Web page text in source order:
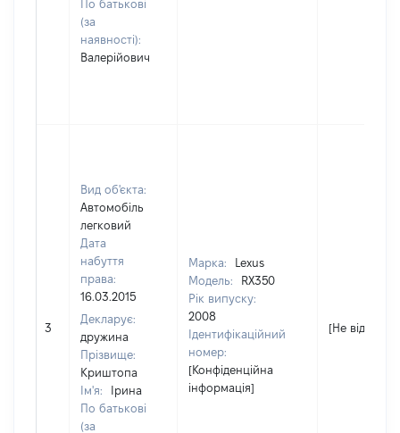
По батькові
(за
наявності):
Валерійович
3
Вид об'єкта:
Автомобіль
легковий
Дата
набуття
права:
16.03.2015
Декларує:
дружина
Прізвище:
Криштопа
Ім'я:
Ірина
По батькові
(за
Марка:
Lexus
Модель:
RX350
Рік випуску:
2008
Ідентифікаційний
номер:
[Конфіденційна
інформація]
[Не відомо]